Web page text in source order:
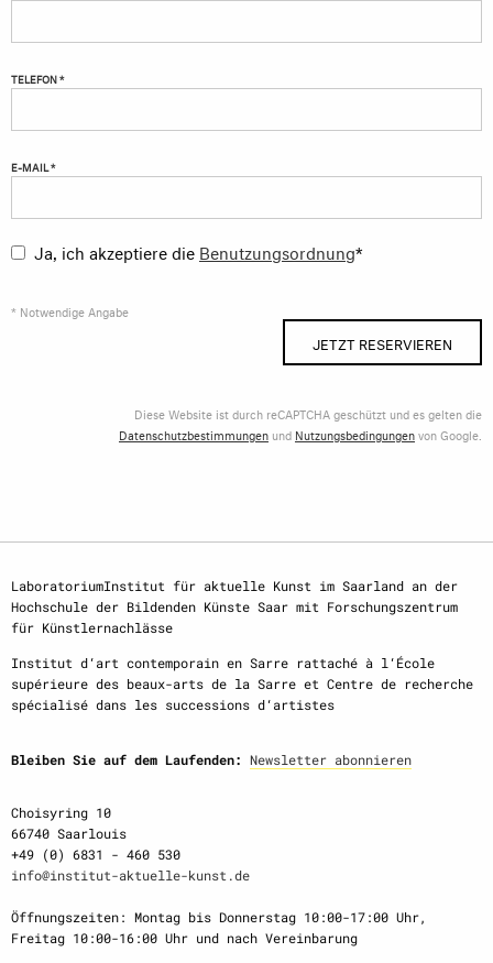
TELEFON *
E-MAIL *
Ja, ich akzeptiere die Benutzungsordnung*
* Notwendige Angabe
JETZT RESERVIEREN
Diese Website ist durch reCAPTCHA geschützt und es gelten die
Datenschutzbestimmungen und Nutzungsbedingungenvon Google.
LaboratoriumInstitut für aktuelle Kunst im Saarland an der
Hochschule der Bildenden Künste Saar mit Forschungszentrum
für Künstlernachlässe
Institut d‘art contemporain en Sarre rattaché à l‘École
supérieure des beaux-arts de la Sarre et Centre de recherche
spécialisé dans les successions d‘artistes
Bleiben Sie auf dem Laufenden: Newsletter abonnieren
Choisyring 10
66740 Saarlouis
+49 (0) 6831 - 460 530
info@institut-aktuelle-kunst.de
Öffnungszeiten: Montag bis Donnerstag 10:00-17:00 Uhr,
Freitag 10:00-16:00 Uhr und nach Vereinbarung